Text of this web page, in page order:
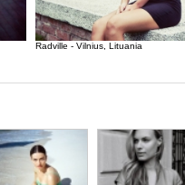
Radville - Vilnius, Lituania